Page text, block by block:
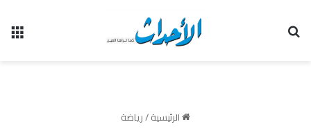
الرئيسية/رياضة